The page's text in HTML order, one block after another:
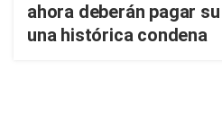
ahora deberán pagar
una histórica condena